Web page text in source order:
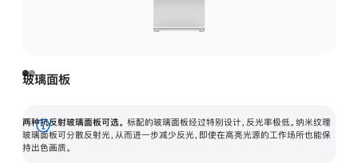
玻璃面板
两种抗反射玻璃面板可选。 标配的玻璃面板经过特别设计，反光率极低。纳米纹理
玻璃面板可分散反射光，从而进一步减少反光，即使在高亮光源的工作场所也能保
持出色画质。
展
开